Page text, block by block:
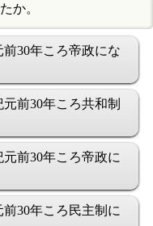
か。
30年ころ帝政にな
前30年ころ共和制
前30年ころ帝政に
30年ころ民主制に